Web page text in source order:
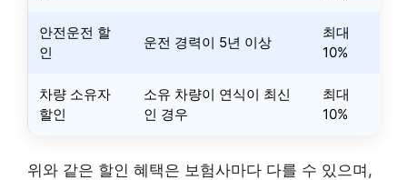
안전운전 할
인
운전 경력이 5년 이상
최대
10%
차량 소유자
할인
소유 차량이 연식이 최신
인 경우
최대
10%
위와 같은 할인 혜택은 보험사마다 다를 수 있으며,